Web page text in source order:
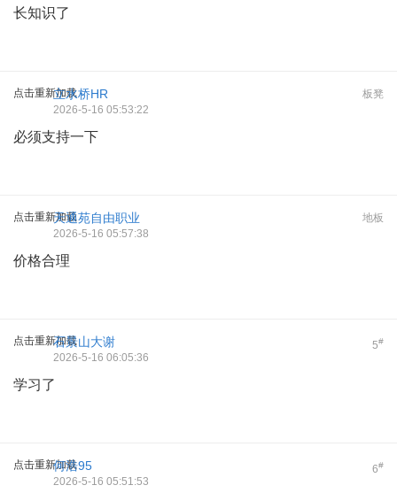
长知识了
点击重新加载 板凳
立水桥HR
2026-5-16 05:53:22
必须支持一下
点击重新加载 地板
天通苑自由职业
2026-5-16 05:57:38
价格合理
点击重新加载 5#
石景山大谢
2026-5-16 06:05:36
学习了
点击重新加载 6#
何浩95
2026-5-16 05:51:53